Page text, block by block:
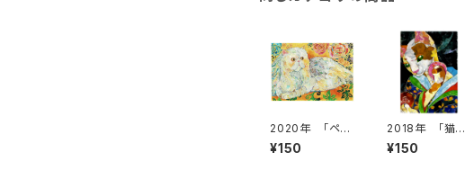
2020年 「ペル
シャ猫とバラ」
絵はがき
¥150
2018年 「猫美
人～化粧～」絵
はがき
¥150